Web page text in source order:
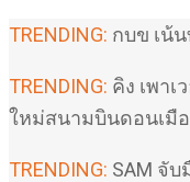
TRENDING: กบข เน้
TRENDING: คิง เพา
ใหม่สนามบินดอนเมื
TRENDING: SAM จับ